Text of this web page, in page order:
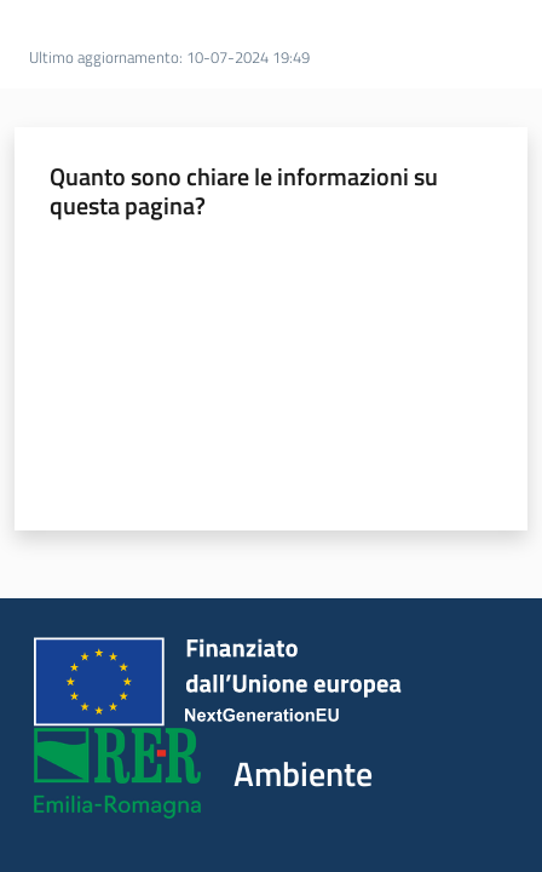
Seguici
Servizi
Leggi Atti Bandi
Piani Programmi
Ultimo aggiornamento: 10-07-2024 19:49
Quanto sono chiare le informazioni su
questa pagina?
Ambiente